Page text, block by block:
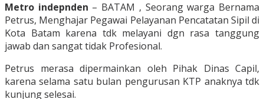
Metro indepnden – BATAM , Seorang warga Bernama
Petrus, Menghajar Pegawai Pelayanan Pencatatan Sipil di
Kota Batam karena tdk melayani dgn rasa tanggung
jawab dan sangat tidak Profesional.
Petrus merasa dipermainkan oleh Pihak Dinas Capil,
karena selama satu bulan pengurusan KTP anaknya tdk
kunjung selesai.